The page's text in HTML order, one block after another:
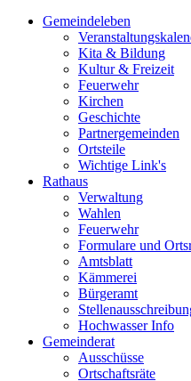
Gemeindeleben
Kita & Bildung
Kultur & Freizeit
Feuerwehr
Kirchen
Geschichte
Partnergemeinden
Ortsteile
Wichtige Link's
Rathaus
Verwaltung
Wahlen
Feuerwehr
Formulare und
Amtsblatt
Kämmerei
Bürgeramt
Hochwasser Info
Gemeinderat
Ausschüsse
Ortschaftsräte